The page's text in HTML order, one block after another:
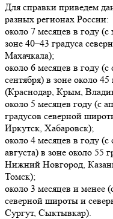
Для справки приведем
разных регионах России:
около 7 месяцев в году
зоне 40–43 градуса
Махачкала);
около 6 месяцев в году
сентября) в зоне около
(Краснодар, Крым,
около 5 месяцев году (с
градусов северной
Иркутск, Хабаровск);
около 4 месяцев в году
августа) в зоне около 55
Нижний Новгород,
Томск);
около 3 месяцев и менее
северной широты и
Сургут, Сыктывкар).